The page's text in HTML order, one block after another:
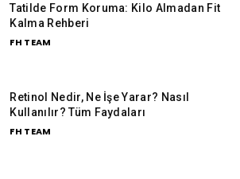
Tatilde Form Koruma: Kilo Almadan Fit
Kalma Rehberi
FH TEAM
Retinol Nedir, Ne İşe Yarar? Nasıl
Kullanılır? Tüm Faydaları
FH TEAM